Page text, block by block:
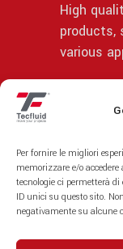
Per fornire le migliori
memorizzare e/o
tecnologie ci permetterà
ID unici su questo sito.
negativamente su alcune
High
products,
various